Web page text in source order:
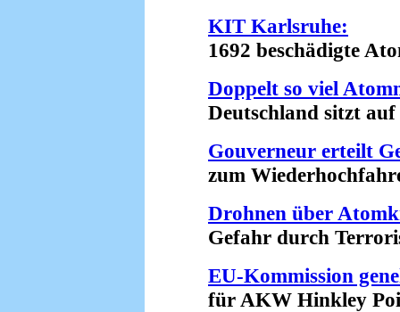
KIT Karlsruhe:
1692 beschädigte
Doppelt so viel
Deutschland sitzt auf
Gouverneur erteilt
zum
Drohnen über
Gefahr durch
EU-Kommission
für AKW Hinkley